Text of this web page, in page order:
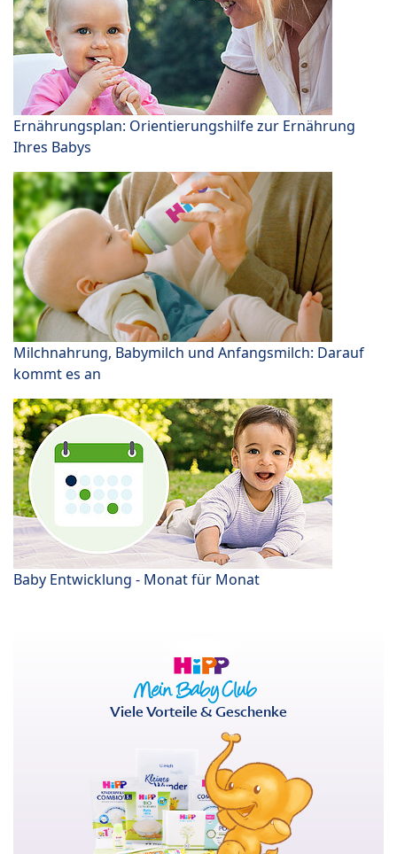
Ernährungsplan: Orientierungshilfe zur Ernährung
Ihres Babys
Milchnahrung, Babymilch und Anfangsmilch: Darauf
kommt es an
Baby Entwicklung - Monat für Monat
Viele Vorteile & Geschenke